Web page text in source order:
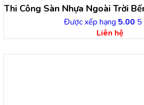
Thi Công Sàn Nhựa Ngoài Trời
Được xếp hạng 5.00 5
Liên hệ